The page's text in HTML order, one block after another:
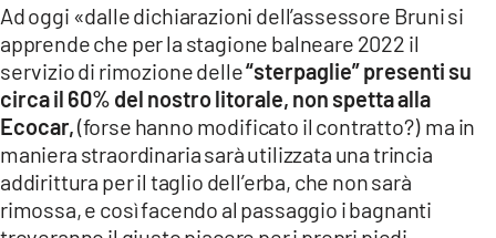
ANDROID
APPLE
Ad oggi «dalle dichiarazioni dell’assessore Bruni si
apprende che per la stagione balneare 2022 il
servizio di rimozione delle“sterpaglie” presenti su
circa il 60% del nostro litorale, non spetta alla
Ecocar,(forse hanno modificato il contratto?) ma in
maniera straordinaria sarà utilizzata una trincia
addirittura per il taglio dell’erba, che non sarà
rimossa, e così facendo al passaggio i bagnanti